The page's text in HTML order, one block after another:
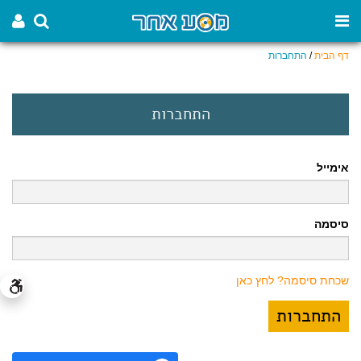
דף הבית/ התחברות
התחברות
אימייל
סיסמה
שכחת סיסמה? לחץ כאן